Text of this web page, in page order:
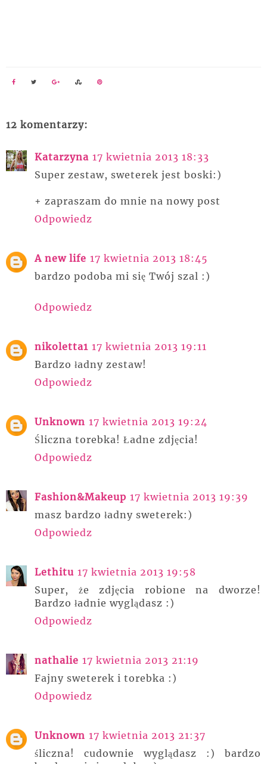
12 komentarzy:
Katarzyna 17 kwietnia 2013 18:33
Super zestaw, sweterek jest boski:)
+ zapraszam do mnie na nowy post
Odpowiedz
A new life 17 kwietnia 2013 18:45
bardzo podoba mi się Twój szal :)
Odpowiedz
nikoletta1 17 kwietnia 2013 19:11
Bardzo ładny zestaw!
Odpowiedz
Unknown 17 kwietnia 2013 19:24
Śliczna torebka! Ładne zdjęcia!
Odpowiedz
Fashion&Makeup 17 kwietnia 2013 19:39
masz bardzo ładny sweterek:)
Odpowiedz
Lethitu 17 kwietnia 2013 19:58
Super, że zdjęcia robione na dworze!
Bardzo ładnie wyglądasz :)
Odpowiedz
nathalie 17 kwietnia 2013 21:19
Fajny sweterek i torebka :)
Odpowiedz
Unknown 17 kwietnia 2013 21:37
śliczna! cudownie wyglądasz :) bardzo